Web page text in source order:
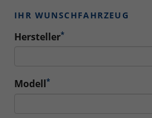
IHR WUNSCHFAHRZEUG
Hersteller*
Modell*